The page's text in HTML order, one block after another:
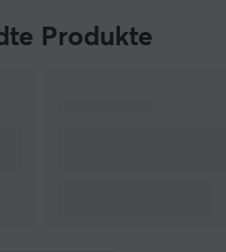
Produkte